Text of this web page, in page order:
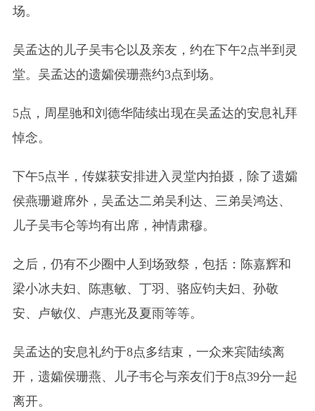
场。
吴孟达的儿子吴韦仑以及亲友，约在下午2点半到灵
堂。吴孟达的遗孀侯珊燕约3点到场。
5点，周星驰和刘德华陆续出现在吴孟达的安息礼拜
悼念。
下午5点半，传媒获安排进入灵堂内拍摄，除了遗孀
侯燕珊避席外，吴孟达二弟吴利达、三弟吴鸿达、
儿子吴韦仑等均有出席，神情肃穆。
之后，仍有不少圈中人到场致祭，包括：陈嘉辉和
梁小冰夫妇、陈惠敏、丁羽、骆应钧夫妇、孙敬
安、卢敏仪、卢惠光及夏雨等等。
吴孟达的安息礼约于8点多结束，一众来宾陆续离
开，遗孀侯珊燕、儿子韦仑与亲友们于8点39分一起
离开。